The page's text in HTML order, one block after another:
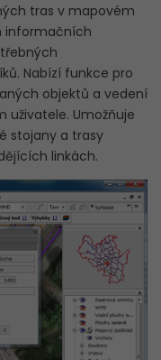
tras v mapovém
informačních
Nabízí funkce pro
objektů a vedení
uživatele. Umožňuje
stojany a trasy
linkách.